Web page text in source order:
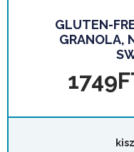
GLUTEN-
GRANOLA,
1749